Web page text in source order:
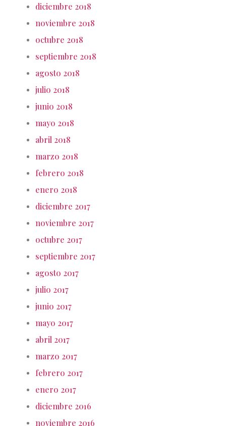
diciembre 2018
noviembre 2018
octubre 2018
septiembre 2018
agosto 2018
julio 2018
junio 2018
mayo 2018
abril 2018
marzo 2018
febrero 2018
enero 2018
diciembre 2017
noviembre 2017
octubre 2017
septiembre 2017
agosto 2017
julio 2017
junio 2017
mayo 2017
abril 2017
marzo 2017
febrero 2017
enero 2017
diciembre 2016
noviembre 2016